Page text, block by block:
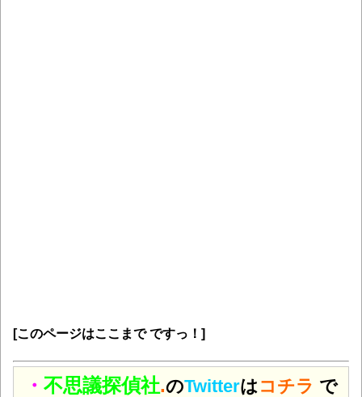
[このページはここまで ですっ！]
・ 不思議探偵社.のTwitterは コチラ で